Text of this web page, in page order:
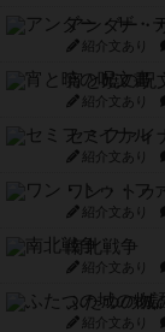
アンダー・
紹介文あり
宵と暁の呪
紹介文あり
セミファイ
紹介文あり
ワン・トゥ
紹介文あり
南北戦争
紹介文あり
ふたつの城
紹介文あり